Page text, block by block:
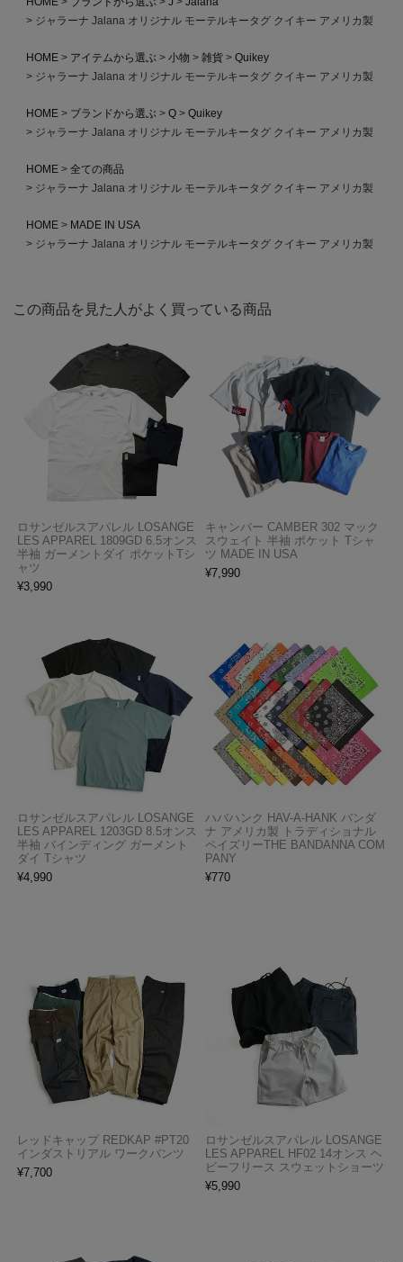
ジャラーナ Jalana オリジナル モーテルキータグ クイキー アメリカ製
HOME アイテムから選ぶ 小物 雑貨
Quikey
ジャラーナ Jalana オリジナル モーテルキータグ クイキー アメリカ製
HOME ブランドから選ぶ Q
Quikey
ジャラーナ Jalana オリジナル モーテルキータグ クイキー アメリカ製
HOME
全ての商品
ジャラーナ Jalana オリジナル モーテルキータグ クイキー アメリカ製
HOME
MADE IN USA
ジャラーナ Jalana オリジナル モーテルキータグ クイキー アメリカ製
この商品を見た人がよく買っている商品
ロサンゼルスアパレル LOSANGE
LES APPAREL 1809GD 6.5オンス
半袖 ガーメントダイ ポケットTシ
ャツ
¥3,990
キャンバー CAMBER 302 マック
スウェイト 半袖 ポケット Tシャ
ツ MADE IN USA
¥7,990
ロサンゼルスアパレル LOSANGE
LES APPAREL 1203GD 8.5オンス
半袖 バインディング ガーメント
ダイ Tシャツ
¥4,990
ハバハンク HAV-A-HANK バンダ
ナ アメリカ製 トラディショナル
ペイズリーTHE BANDANNA COM
PANY
¥770
レッドキャップ REDKAP #PT20
インダストリアル ワークパンツ
¥7,700
ロサンゼルスアパレル LOSANGE
LES APPAREL HF02 14オンス ヘ
ビーフリース スウェットショーツ
¥5,990